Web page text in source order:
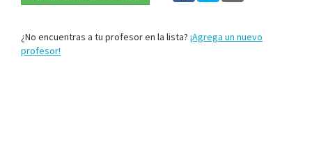
¿No encuentras a tu profesor en la lista? ¡Agrega un nuevo
profesor!